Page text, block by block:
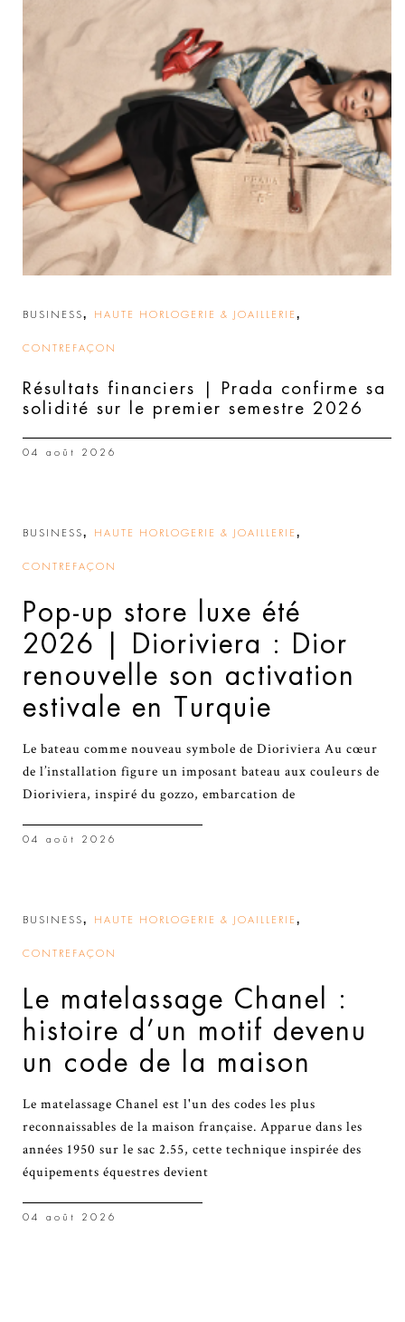
BUSINESS, HAUTE HORLOGERIE & JOAILLERIE ,
CONTREFAÇON
Résultats financiers | Prada confirme sa
solidité sur le premier semestre 2026
04 août 2026
BUSINESS, HAUTE HORLOGERIE & JOAILLERIE ,
CONTREFAÇON
Pop-up store luxe été
2026 | Dioriviera : Dior
renouvelle son activation
estivale en Turquie
Le bateau comme nouveau symbole de Dioriviera Au cœur
de l’installation figure un imposant bateau aux couleurs de
Dioriviera, inspiré du gozzo, embarcation de
04 août 2026
BUSINESS, HAUTE HORLOGERIE & JOAILLERIE ,
CONTREFAÇON
Le matelassage Chanel :
histoire d’un motif devenu
un code de la maison
Le matelassage Chanel est l'un des codes les plus
reconnaissables de la maison française. Apparue dans les
années 1950 sur le sac 2.55, cette technique inspirée des
équipements équestres devient
04 août 2026